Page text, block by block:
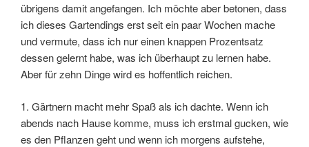
übrigens damit angefangen. Ich möchte aber betonen, dass
ich dieses Gartendings erst seit ein paar Wochen mache
und vermute, dass ich nur einen knappen Prozentsatz
dessen gelernt habe, was ich überhaupt zu lernen habe.
Aber für zehn Dinge wird es hoffentlich reichen.
1. Gärtnern macht mehr Spaß als ich dachte. Wenn ich
abends nach Hause komme, muss ich erstmal gucken, wie
es den Pflanzen geht und wenn ich morgens aufstehe,